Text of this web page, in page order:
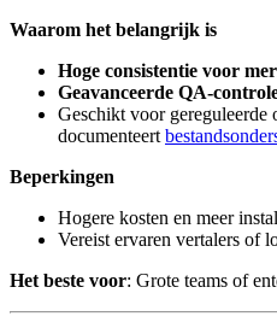
Waarom het belangrijk is
Hoge consistentie voor
Geavanceerde QA-
Geschikt voor gereguleerde
documenteert
Beperkingen
Hogere kosten en meer
Vereist ervaren vertalers of
Het beste voor: Grote teams of